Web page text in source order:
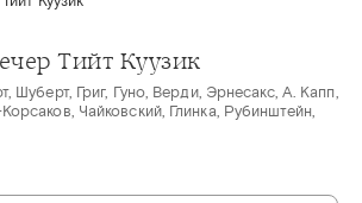
Тийт Куузик
Шуберт, Григ, Гуно, Верди, Эрнесакс, А. Капп,
Чайковский, Глинка, Рубинштейн,